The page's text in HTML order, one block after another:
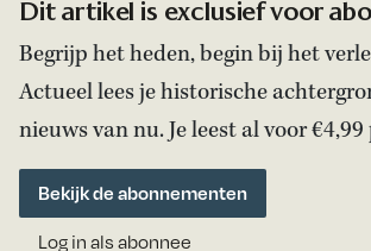
Dit artikel is exclusief voor
Begrijp het heden, begin bij het
Actueel lees je historische
nieuws van nu. Je leest al voor
Bekijk de abonnementen
Log in als abonnee